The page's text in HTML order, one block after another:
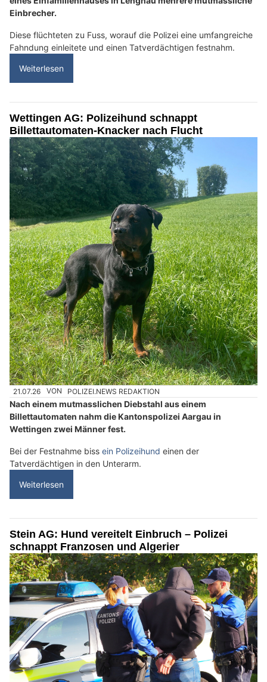
Einbrecher.
Diese flüchteten zu Fuss, worauf die Polizei eine umfangreiche
Fahndung einleitete und einen Tatverdächtigen festnahm.
Weiterlesen
Wettingen AG: Polizeihund schnappt
Billettautomaten-Knacker nach Flucht
21.07.26 VON POLIZEI.NEWS REDAKTION
Nach einem mutmasslichen Diebstahl aus einem
Billettautomaten nahm die Kantonspolizei Aargau in
Wettingen zwei Männer fest.
Bei der Festnahme biss ein Polizeihund einen der
Tatverdächtigen in den Unterarm.
Weiterlesen
Stein AG: Hund vereitelt Einbruch – Polizei
schnappt Franzosen und Algerier